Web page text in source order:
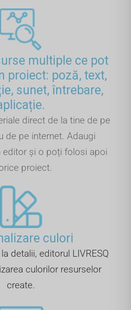
multiple ce pot
proiect: poză, text,
sunet, întrebare,
direct de la tine de pe
de pe internet. Adaugi
editor și o poți folosi apoi
proiect.
culori
detalii, editorul LIVRESQ
culorilor resurselor
create.